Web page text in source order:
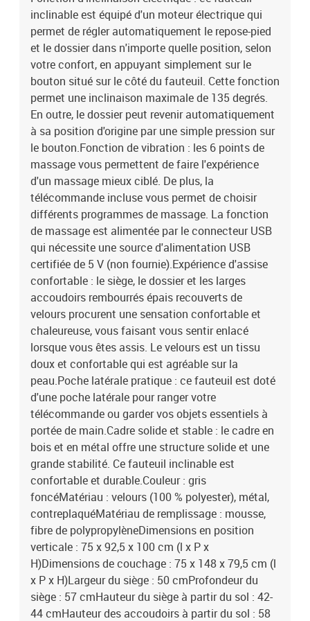
repose-piedEntrée moteur électrique : DC 24 V, 1,5 ASortie du
moteur électrique : 100-240 V~, 50-60 HzCapacité de charge
maximale : 110 kgAssemblage requis : oui
inclinable est équipé d'un moteur électrique qui
permet de régler automatiquement le repose-pied
et le dossier dans n'importe quelle position, selon
votre confort, en appuyant simplement sur le
bouton situé sur le côté du fauteuil. Cette fonction
permet une inclinaison maximale de 135 degrés.
En outre, le dossier peut revenir automatiquement
à sa position d'origine par une simple pression sur
le bouton.Fonction de vibration : les 6 points de
massage vous permettent de faire l'expérience
d'un massage mieux ciblé. De plus, la
télécommande incluse vous permet de choisir
différents programmes de massage. La fonction
de massage est alimentée par le connecteur USB
qui nécessite une source d'alimentation USB
certifiée de 5 V (non fournie).Expérience d'assise
confortable : le siège, le dossier et les larges
accoudoirs rembourrés épais recouverts de
velours procurent une sensation confortable et
chaleureuse, vous faisant vous sentir enlacé
lorsque vous êtes assis. Le velours est un tissu
doux et confortable qui est agréable sur la
peau.Poche latérale pratique : ce fauteuil est doté
d'une poche latérale pour ranger votre
télécommande ou garder vos objets essentiels à
portée de main.Cadre solide et stable : le cadre en
bois et en métal offre une structure solide et une
grande stabilité. Ce fauteuil inclinable est
confortable et durable.Couleur : gris
foncéMatériau : velours (100 % polyester), métal,
contreplaquéMatériau de remplissage : mousse,
fibre de polypropylèneDimensions en position
verticale : 75 x 92,5 x 100 cm (l x P x
H)Dimensions de couchage : 75 x 148 x 79,5 cm (l
x P x H)Largeur du siège : 50 cmProfondeur du
siège : 57 cmHauteur du siège à partir du sol : 42-
44 cmHauteur des accoudoirs à partir du sol : 58